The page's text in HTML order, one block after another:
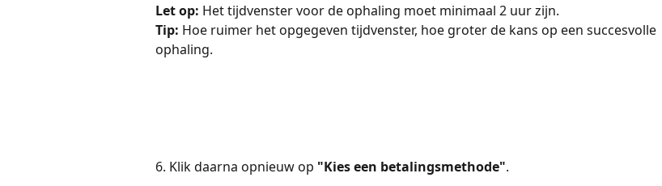
Let op: Het tijdvenster voor de ophaling moet minimaal 2 uur zijn.
Tip: Hoe ruimer het opgegeven tijdvenster, hoe groter de kans op een succesvolle
ophaling.
6. Klik daarna opnieuw op "Kies een betalingsmethode".